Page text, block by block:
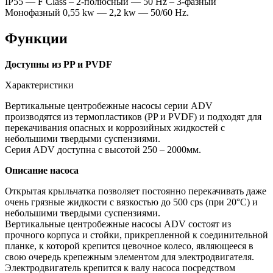
Монофазный 0,55 kw — 2,2 kw — 50/60 Hz.
Функции
Доступны из PP и PVDF
Характеристики
Вертикальные центробежные насосы серии ADV
производятся из термопластиков (PP и PVDF) и подходят для
перекачивания опасных и коррозийных жидкостей с
небольшими твердыми суспензиями.
Серия ADV доступна с высотой 250 – 2000мм.
Описание насоса
Открытая крыльчатка позволяет постоянно перекачивать даже
очень грязные жидкости с вязкостью до 500 cps (при 20°C) и
небольшими твердыми суспензиями.
Вертикальные центробежные насосы ADV состоят из
прочного корпуса и стойки, прикрепленной к соединительной
планке, к которой крепится цевочное колесо, являющееся в
свою очередь крепежным элементом для электродвигателя.
Электродвигатель крепится к валу насоса посредством